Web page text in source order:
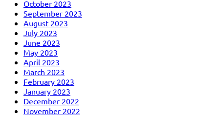
October 2023
September 2023
August 2023
July 2023
June 2023
May 2023
April 2023
March 2023
February 2023
January 2023
December 2022
November 2022